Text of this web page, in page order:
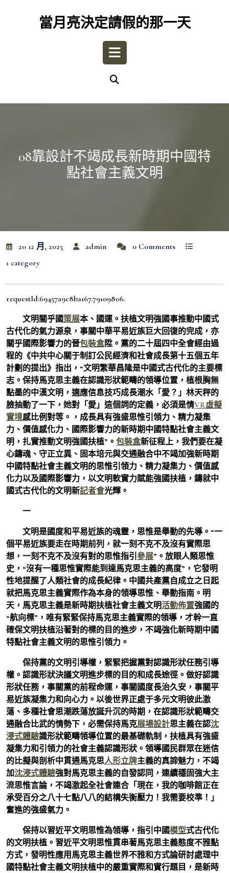
當月亮決定請假的那一天
Open
08靠設計不竭成長新時期中國特
點社會主義文明
20 12 月, 2025 admin
0 Comments
1 category
requestId:69457a9c8ba167.79109806.
文明關乎國策展本、國運。扶植文明強國事推動中國式
古代化的氣力源泉，事關中華平易近族巨大回復的完成，亦
關乎國際影響力的晉包裝盒陞。黨的二十屆四中全會經由過
程的《中共中心關于制訂公民經濟和社會成長第十五個五年
計劃的提出》指出，“文明繁華昌隆是中國式古代化的主要標
志。保持馬克思主義在認識形狀範疇的領導位置，植根胸無
點墨的中漢文明，適應信息技巧成長潮水「愛？」林天秤的
臉抽動了一下，她對「愛」這個詞的定義，必須是情VR虛擬
實境感比例對等。，成長具有強盛思惟引領力、精力凝集
力、價值感化力、國際影響力的新時期中國特點社會主義文
明，扎實推動文明強國扶植”。 包裝盒新征程上，我們要在凝
心鑄魂、守正立異、固本培元與交通融合中不竭加強新時期
中國特點社會主義文明的思惟引領力、精力凝集力、價值感
化力以及國際影響力，以文明軟實力賦能強國扶植，鑄就中
國式古代化的文明新記者會光輝。
一
文明是國度和平易近族的魂靈，思惟是舉動的先導。“一
個平易近族要走在時期前列，就一刻不克不及沒有實際思
想，一刻不克不及沒有對的思惟指引 參展”。放眼人類思惟
史，“沒有一種思惟實際能到達馬克思主義的高度”，它發明
性地提醒了人類社會的成長紀律。中國共產黨自成立之日起
就把馬克思主義實際作為本身的領導思惟、舉動指南。明
天，馬克思主義是新時期扶植社會主義文明活動佈置強國的
“航向標”，唯有緊緊保持馬克思主義實際的領導，才幹一直
確保文明扶植沿著對的標的目的進步，不竭強化新時期中國
特點社會主義文明的思惟引領力。
保持黨的文明引導權，緊緊把握黨對認識形狀任務引導
權。認識形狀決議文明進步標的目的和成長途徑。做好認識
形狀任務，事關黨的前程命運，事關國度長治久安，事關平
易近族凝集力和向心力。以後世界正處于多元文明彼此激
蕩、多種社會思潮跌蕩放誕升沉的時期，在認識形狀範疇交
通融合比武的情勢下，必需保持馬克展場設計思主義在認沈
浸式體驗識形狀範疇領導位置的最基礎軌制，扶植具有強盛
凝集力和引領力的社會主義認識形狀。領導國民群眾在迷信
的比擬與剖析中貫通馬克思人形立牌主義的真諦魅力，不竭
加沈浸式體驗強對馬克思主義的自發認同，連續穩固強大主
流思惟言論，不竭激起全社會連合「現在，我的咖啡館正在
承受百分之八十七點八八的結構失衡壓力！我需要校準！」
奮進的強盛氣力。
保持以習近平文明思惟為領導，指引中國模型式古代化
的文明扶植。習近平文明思惟貫串著馬克思主義態度不雅點
方式，發明性應用馬克思主義世界不雅和方式論研討處理中
國特點社會主義文明扶植中的嚴重實際和實行題目，是新時